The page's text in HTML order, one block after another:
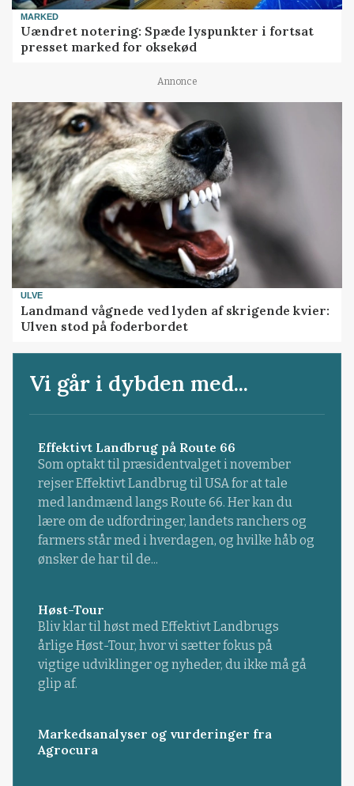
MARKED
Uændret notering: Spæde lyspunkter i fortsat
presset marked for oksekød
Annonce
ULVE
Landmand vågnede ved lyden af skrigende kvier:
Ulven stod på foderbordet
Vi går i dybden med...
Effektivt Landbrug på Route 66
Som optakt til præsidentvalget i november
rejser Effektivt Landbrug til USA for at tale
med landmænd langs Route 66. Her kan du
lære om de udfordringer, landets ranchers og
farmers står med i hverdagen, og hvilke håb og
ønsker de har til de...
Høst-Tour
Bliv klar til høst med Effektivt Landbrugs
årlige Høst-Tour, hvor vi sætter fokus på
vigtige udviklinger og nyheder, du ikke må gå
glip af.
Markedsanalyser og vurderinger fra
Agrocura